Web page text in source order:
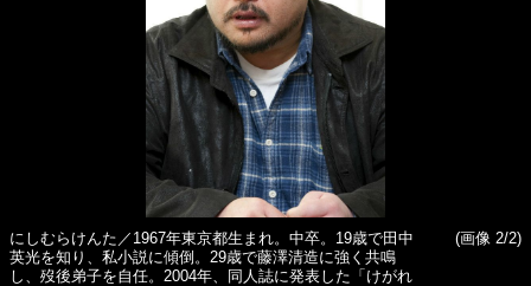
にしむらけんた／1967年東京都生まれ。中卒。19歳で田中
英光を知り、私小説に傾倒。29歳で藤澤清造に強く共鳴
し、歿後弟子を自任。2004年、同人誌に発表した「けがれ
(画像 2/2)